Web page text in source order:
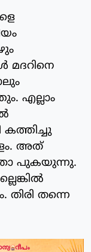
എല്ലാം
അത്
പുകയുന്നു.
തന്നെ